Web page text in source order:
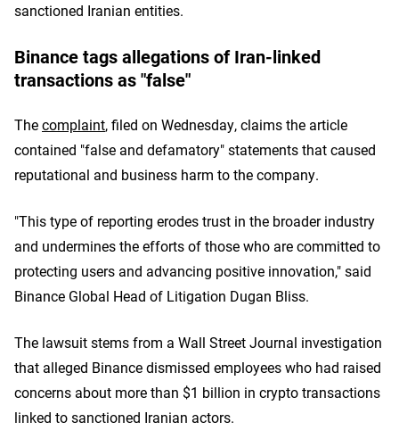
sanctioned Iranian entities.
Binance tags allegations of Iran-linked
transactions as "false"
Thecomplaint, filed on Wednesday, claims the article
contained "false and defamatory" statements that caused
reputational and business harm to the company.
"This type of reporting erodes trust in the broader industry
and undermines the efforts of those who are committed to
protecting users and advancing positive innovation," said
Binance Global Head of Litigation Dugan Bliss.
The lawsuit stems from a Wall Street Journal investigation
that alleged Binance dismissed employees who had raised
concerns about more than $1 billion in crypto transactions
linked to sanctioned Iranian actors.